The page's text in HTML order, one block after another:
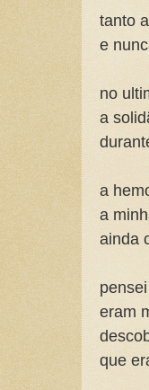
tanto
e
no
a
a
a
ainda
eram
que